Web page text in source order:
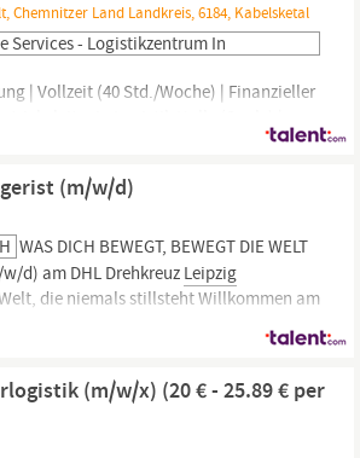
Chemnitzer Land Landkreis, 6184, Kabelsketal
Services - Logistikzentrum In
| Vollzeit (40 Std./Woche) | Finanzieller
in Logistik Halle (Saale) |
| Führungsverantwortung | Job als
| Johannesstift Diakonie Services |
(m/w/d)
WAS DICH BEWEGT, BEWEGT DIE WELT
d) am DHL Drehkreuz Leipzig
die niemals stillsteht Willkommen am
von DHL Express am Flughafen
sortieren wir hier mehr als 350.000
Tonnen Fracht und fertigen...
(m/w/x) (20 € - 25.89 € per